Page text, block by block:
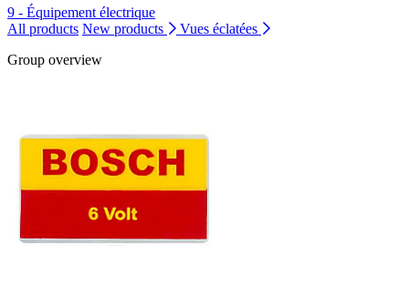
9 - Équipement électrique
All products New products
Vues éclatées
Group overview